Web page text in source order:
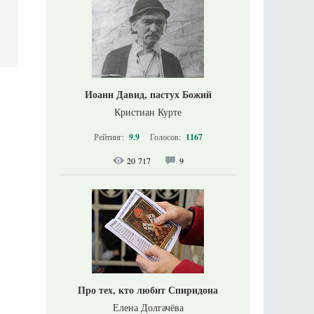
Иоанн Давид, пастух Божий
Кристиан Курте
Рейтинг: 9.9 Голосов: 1167
20 717 9
Про тех, кто любит Спиридона
Елена Долгачёва